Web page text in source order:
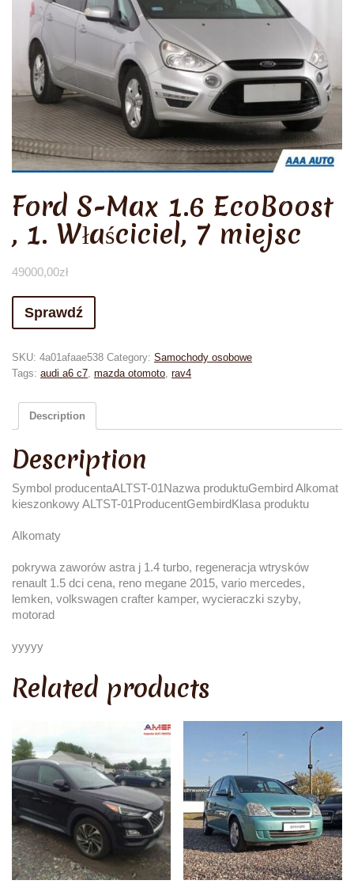
Ford S-Max 1.6 EcoBoost
, 1. Właściciel, 7 miejsc
49000,00zł
Sprawdź
SKU: 4a01afaae538 Category: Samochody osobowe
Tags: audi a6 c7, mazda otomoto, rav4
Description
Description
Symbol producentaALTST-01Nazwa produktuGembird Alkomat
kieszonkowy ALTST-01ProducentGembirdKlasa produktu
Alkomaty
pokrywa zaworów astra j 1.4 turbo, regeneracja wtrysków
renault 1.5 dci cena, reno megane 2015, vario mercedes,
lemken, volkswagen crafter kamper, wycieraczki szyby,
motorad
yyyyy
Related products